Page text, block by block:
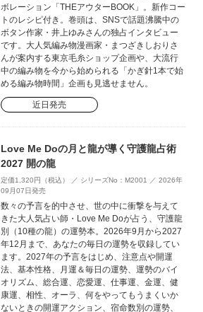
ボレーション「THEアウターBOOK」。新作コー
トのレシピ付き。巻頭は、SNSで話題沸騰中の
ボタン作家・井上ゆみさんの独占インタビュー
です。大人気編み物漫画家・まつざきしおりさ
んが案内する東京毛糸ショップ企画や、大流行
中の編み物を今から始められる「かぎ針1本で始
める編み物時間」企画も見逃せません。
近日発売
Love Me Doの月と龍が導く守護龍占術
2027 開の龍
定価1,320円（税込） ／ シリーズNo：M2001 ／ 2026年
09月07日発売
数々の予言を的中させ、世の中に衝撃を与えて
きた大人気占い師・Love Me Doが占う、守護龍
別（10種の龍）の運勢本。2026年9月から2027
年12月まで、あなたの毎日の運勢を収録してい
ます。2027年の予言をはじめ、注意点や開運
法、基本性格、月運＆毎日の運勢、運勢のバイ
オリズム、総合運、恋愛運、仕事運、金運、健
康運、相性、オーラ、何をやってもうまくいか
ないときの開運アクション、宿命数別の運勢、